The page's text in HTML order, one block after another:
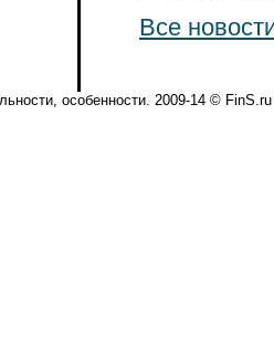
Все
особенности. 2009-14 © FinS.ru